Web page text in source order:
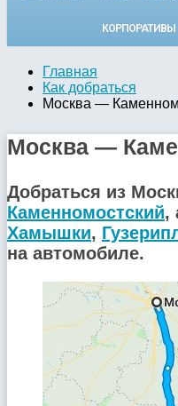
КОРПОРАТИВЫ
Главная
Как добраться
Москва —
Москва —
Добраться из
Каменномостский,
Хамышки,
на автомобиле.